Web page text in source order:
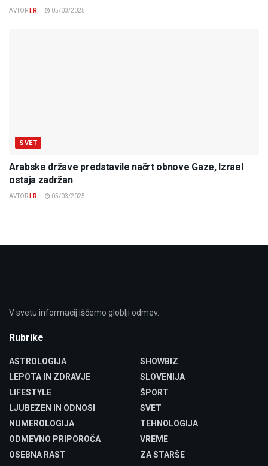
AVTOR I.R. 05/03/2025
SVET
Arabske države predstavile načrt obnove Gaze, Izrael
ostaja zadržan
AVTOR I.R. 05/03/2025
V svetu informacij iščemo globlji odmev.
Rubrike
ASTROLOGIJA
LEPOTA IN ZDRAVJE
LIFESTYLE
LJUBEZEN IN ODNOSI
NUMEROLOGIJA
ODMEVNO PRIPOROČA
OSEBNA RAST
SHOWBIZ
SLOVENIJA
ŠPORT
SVET
TEHNOLOGIJA
VREME
ZA STARŠE